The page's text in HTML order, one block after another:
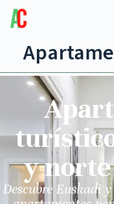
y
Descubre Euskadi